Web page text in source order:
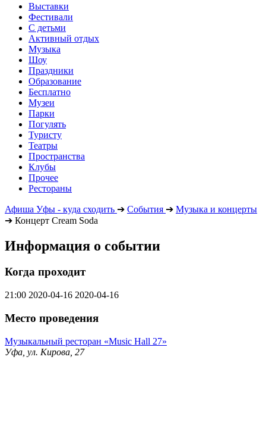
Выставки
Фестивали
С детьми
Активный отдых
Музыка
Шоу
Праздники
Образование
Бесплатно
Музеи
Парки
Погулять
Туристу
Театры
Пространства
Клубы
Прочее
Рестораны
Афиша Уфы - куда сходить ➔ События ➔ Музыка и концерты
➔ Концерт Cream Soda
Информация о событии
Когда проходит
21:00 2020-04-16 2020-04-16
Место проведения
Музыкальный ресторан «Music Hall 27»
Уфа, ул. Кирова, 27